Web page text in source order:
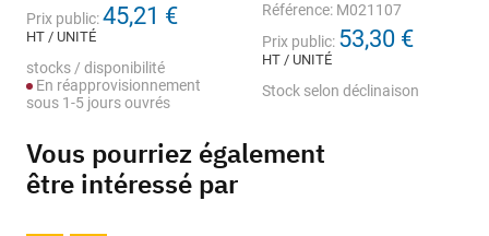
Prix public:45,21 €
HT / UNITÉ
stocks / disponibilité
En réapprovisionnement
sous 1-5 jours ouvrés
Référence: M021107
Prix public: 53,30 €
HT / UNITÉ
Stock selon déclinaison
Vous pourriez également
être intéressé par